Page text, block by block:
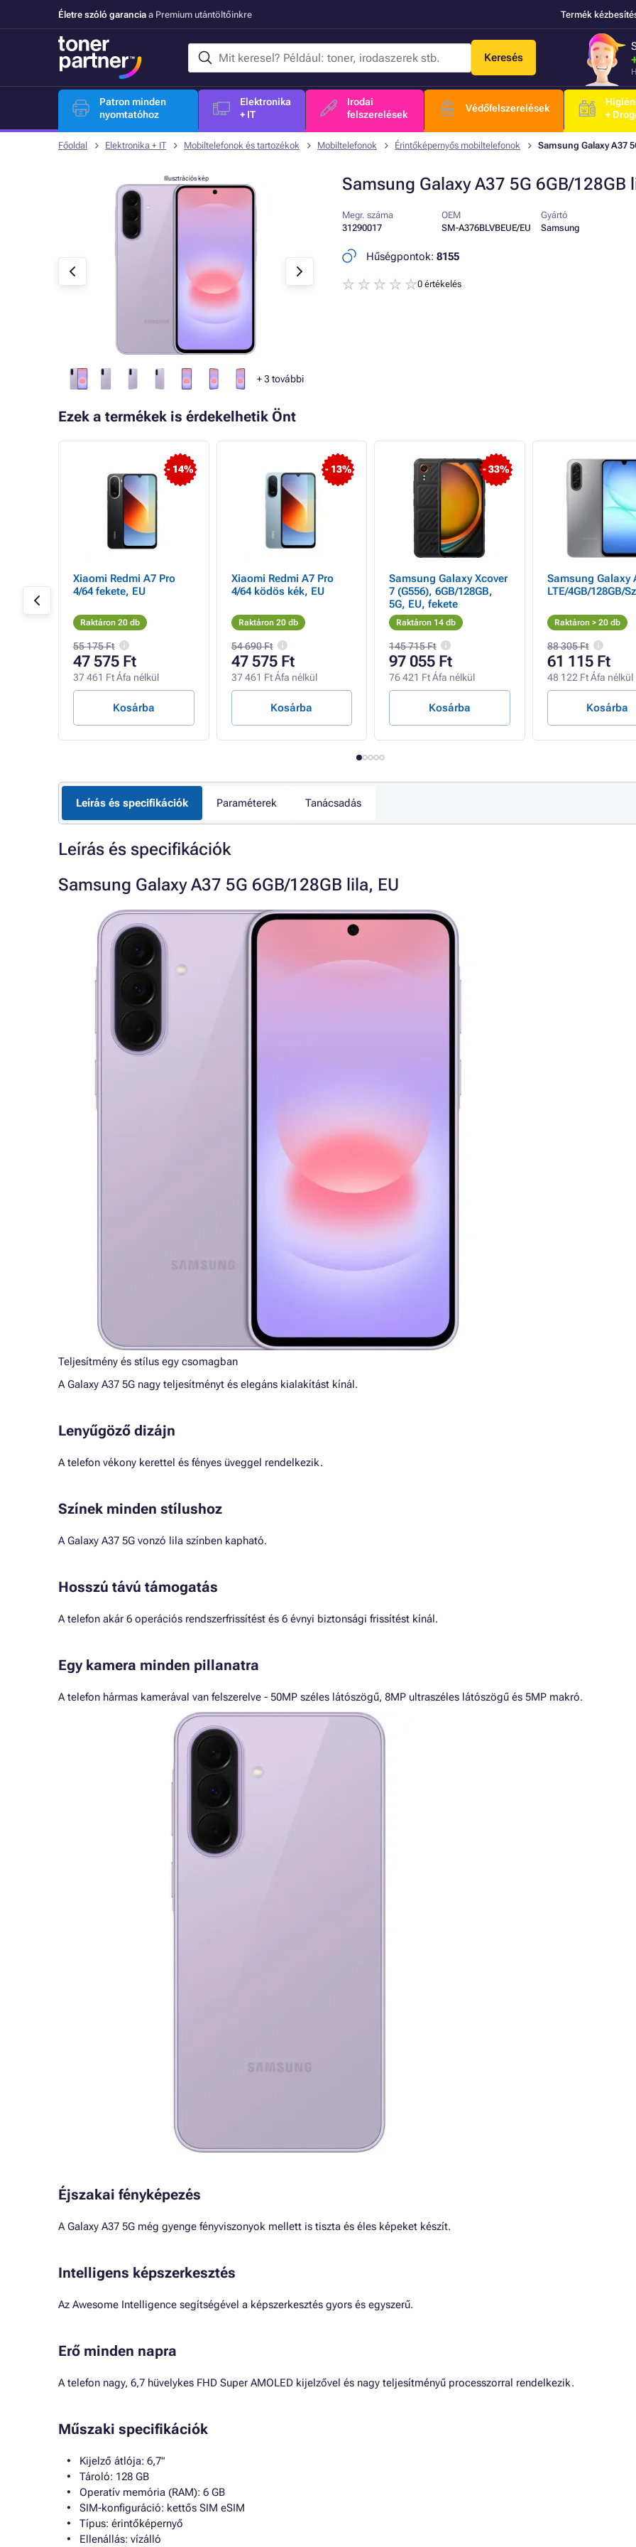
Életre szóló garancia a Premium utántöltőinkre Termék
Keresés
Patron minden
nyomtatóhoz
Elektronika
+ IT
Irodai
felszerelések
Védőfelszerelések
+
Főoldal Elektronika + IT Mobiltelefonok és tartozékok Mobiltelefonok Érintőképernyős mobiltelefonok Samsung Galaxy A37
Samsung Galaxy A37 5G 6GB/128GB
Illusztrációs kép
+3 további
Megr. száma
31290017
OEM
SM-A376BLVBEUE/EU
Gyártó
Samsung
Hűségpontok: 8155
0 értékelés
Ezek a termékek is érdekelhetik Önt
EU
- 14%
Xiaomi Redmi A7 Pro
4/64 fekete, EU
Raktáron 20 db
55 175 Ft
47 575 Ft
37 461 Ft Áfa nélkül
Kosárba
- 13%
Xiaomi Redmi A7 Pro
4/64 ködös kék, EU
Raktáron 20 db
54 690 Ft
47 575 Ft
37 461 Ft Áfa nélkül
Kosárba
- 33%
Samsung Galaxy Xcover
7 (G556), 6GB/128GB,
5G, EU, fekete
Raktáron 14 db
145 715 Ft
97 055 Ft
76 421 Ft Áfa nélkül
Kosárba
Samsung Galaxy
LTE/4GB/128GB/
Raktáron > 20 db
88 305 Ft
61 115 Ft
48 122 Ft Áfa nélkül
Kosárba
Leírás és specifikációk Paraméterek Tanácsadás
Leírás és specifikációk
Samsung Galaxy A37 5G 6GB/128GB lila, EU
Teljesítmény és stílus egy csomagban
A Galaxy A37 5G nagy teljesítményt és elegáns kialakítást kínál.
Lenyűgöző dizájn
A telefon vékony kerettel és fényes üveggel rendelkezik.
Színek minden stílushoz
A Galaxy A37 5G vonzó lila színben kapható.
Hosszú távú támogatás
A telefon akár 6 operációs rendszerfrissítést és 6 évnyi biztonsági frissítést kínál.
Egy kamera minden pillanatra
A telefon hármas kamerával van felszerelve - 50MP széles látószögű, 8MP ultraszéles látószögű és 5MP makró.
Éjszakai fényképezés
A Galaxy A37 5G még gyenge fényviszonyok mellett is tiszta és éles képeket készít.
Intelligens képszerkesztés
Az Awesome Intelligence segítségével a képszerkesztés gyors és egyszerű.
Erő minden napra
A telefon nagy, 6,7 hüvelykes FHD Super AMOLED kijelzővel és nagy teljesítményű processzorral rendelkezik.
Műszaki specifikációk
Kijelző átlója: 6,7"
Tároló: 128 GB
Operatív memória (RAM): 6 GB
SIM-konfiguráció: kettős SIM eSIM
Típus: érintőképernyő
Ellenállás: vízálló